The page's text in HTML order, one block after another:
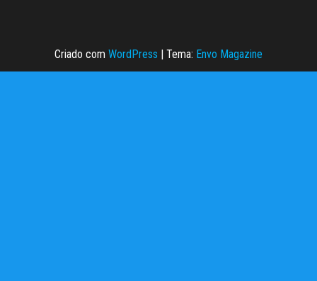
Criado com WordPress Tema: Envo Magazine